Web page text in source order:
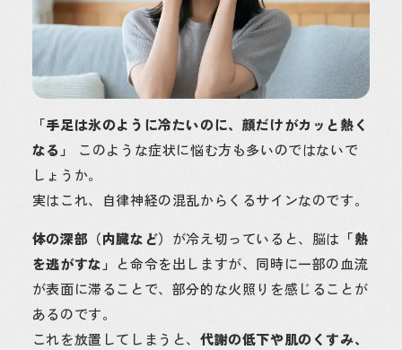
「手足は氷のように冷たいのに、顔だけがカッと熱く
なる」
このような症状に悩む方も多いのではないで
しょうか。
実はこれ、自律神経の混乱からくるサインなのです。
体の深部（内臓など） が冷え切っていると、脳は 「熱
を逃がすな」 と命令を出しますが、同時に一部の血流
が表面に滞ることで、部分的な火照りを感じることが
あるのです。
これを放置してしまうと、代謝の低下や肌のくすみ、